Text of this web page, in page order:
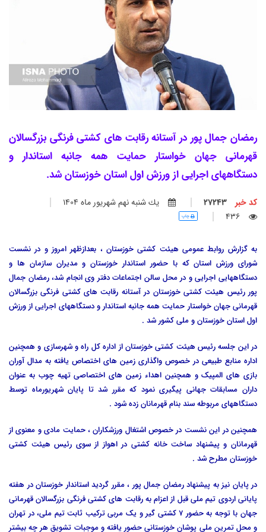
رمضان جمال پور در آستانه رقابت های کشتی فرنگی بزرگسالان
قهرمانی جهان خواستار حمایت همه جانبه استاندار و
دستگاههای اجرایی از ورزش اول استان خوزستان شد.
کد خبر
يك شنبه نهم شهريور ماه 1404
436
چاپ
به گزارش روابط عمومی هیئت کشتی خوزستان ، بعدازظهر امروز و در نشست
شورای ورزش استان که با حضور استاندار خوزستان و مدیران سازمان ها و
دستگاههایی اجرایی و در محل سالن اجتماعات دفتر وی انجام شد، رمضان جمال
پور رئیس هیئت کشتی خوزستان در آستانه رقابت های کشتی فرنگی بزرگسالان
قهرمانی جهان خواستار حمایت همه جانبه استاندار و دستگاههای اجرایی از ورزش
اول استان خوزستان و ملی کشور شد .
در این جلسه رئیس هیئت کشتی خوزستان از اداره کل راه و شهرسازی و همچنین
اداره منابع طبیعی در خصوص واگذاری زمین های اختصاص یافته به مدال آوران
بازی های المپیک و همچنین اهداء زمین های اختصاصی تهیه چوب به عنوان
داران مسابقات جهانی پیگیری نمود که مقرر شد تا پایان شهریورماه توسط
دستگاههای مربوطه سند بنام قهرمانان زده شود .
همچنین در این نشست در خصوص اشتغال ورزشکاران ، حمایت مادی و معنوی از
قهرمانان و پیشنهاد ساخت خانه کشتی در اهواز از سوی رئیس هیئت کشتی
خوزستان مطرح شد .
در پایان نیز به پیشنهاد رمضان جمال پور ، مقرر گردید استاندار خوزستان در هفته
پایانی اردوی تیم ملی قبل از اعزام به رقابت های کشتی فرنگی بزرگسالان قهرمانی
جهان با توجه به حضور 7 کشتی گیر و یک مربی ترکیب ثابت تیم ملی، در تهران
و محل تمرین ملی پوشان خوزستانی حضور یافته و موجبات تشویق هر چه بیشتر